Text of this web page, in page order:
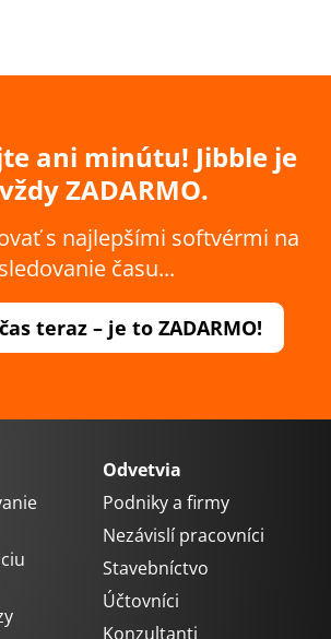
ani minútu! Jibble je
ZADARMO.
s najlepšími softvérmi na
sledovanie času...
teraz – je to ZADARMO!
Odvetvia
Podniky a firmy
Nezávislí pracovníci
Stavebníctvo
Účtovníci
Konzultanti